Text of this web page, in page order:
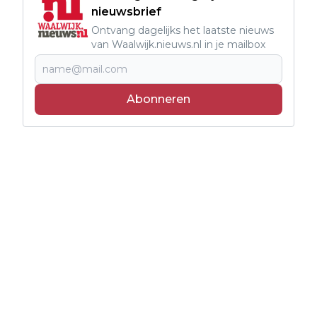
nieuwsbrief
Ontvang dagelijks het laatste nieuws
van Waalwijk.nieuws.nl in je mailbox
Abonneren